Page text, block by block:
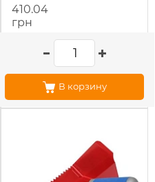
410.04
грн
В корзину